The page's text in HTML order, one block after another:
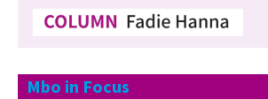
Mbo in Focus